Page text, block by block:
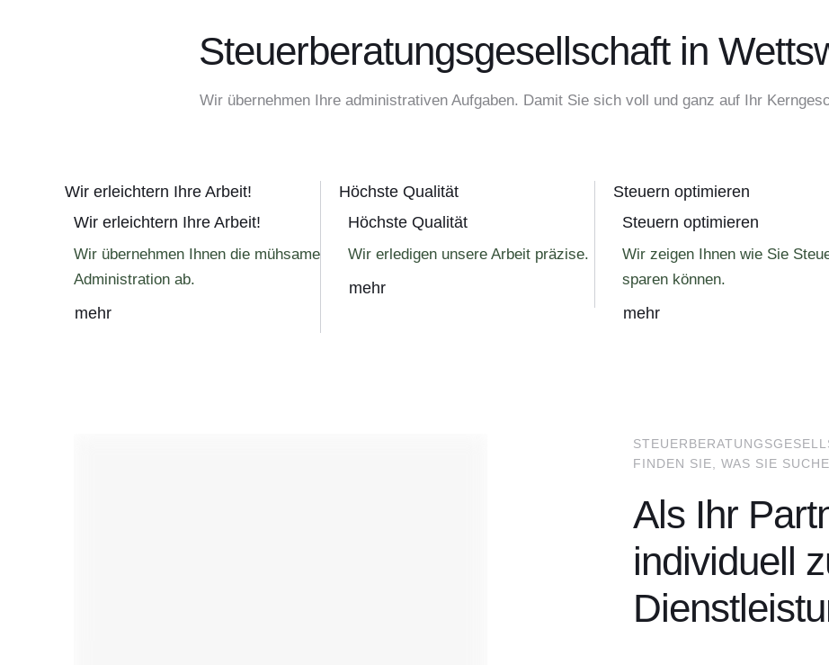
Steuerberatungsgesellschaft in
Wir übernehmen Ihre administrativen Aufgaben. Damit Sie sich voll und ganz auf Ihr
Wir erleichtern Ihre Arbeit!
Wir erleichtern Ihre Arbeit!
Wir übernehmen Ihnen die mühsame
Administration ab.
mehr
Höchste Qualität
Höchste Qualität
Wir erledigen unsere Arbeit präzise.
mehr
Steuern optimieren
Steuern optimieren
Wir zeigen Ihnen wie Sie
sparen können.
mehr
FINDEN SIE, WAS SIE
Als Ihr
individuell